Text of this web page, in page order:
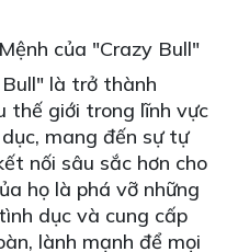
của "Crazy Bull"
là trở thành
thế giới trong lĩnh vực
mang đến sự tự
nối sâu sắc hơn cho
họ là phá vỡ những
dục và cung cấp
lành mạnh để mọi